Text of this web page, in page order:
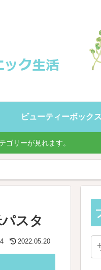
ビューティーボックス
ゴリーが見れます。
スタ
2022.05.20